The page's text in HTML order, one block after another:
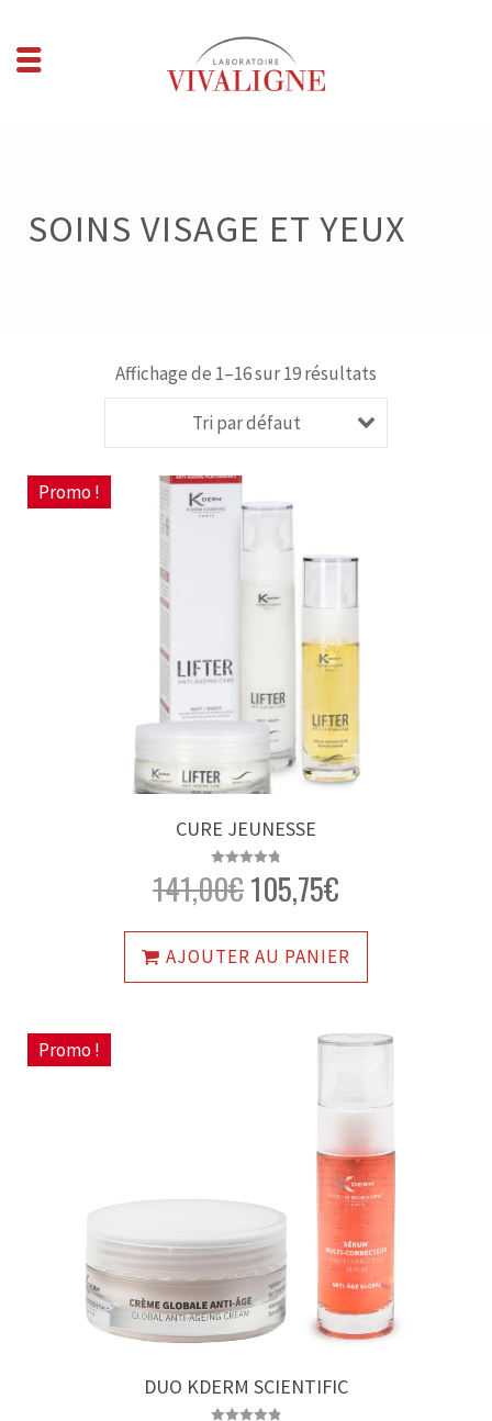
SOINS VISAGE ET YEUX
Affichage de 1–16 sur 19 résultats
Tri par défaut
Promo !
CURE JEUNESSE
Note
4.83
sur 5
141,00€105,75€
AJOUTER AU PANIER
Promo !
DUO KDERM SCIENTIFIC